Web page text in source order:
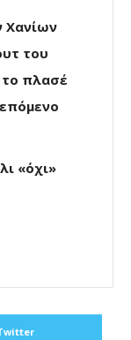
Χανίων
του
το πλασέ
«όχι»